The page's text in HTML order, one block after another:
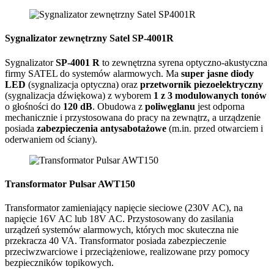
Sygnalizator zewnętrzny Satel SP-4001R
SygnalizatorSP-4001 R to zewnętrzna syrena optyczno-akustyczna
firmy SATEL do systemów alarmowych. Ma super jasne diody
LED (sygnalizacja optyczna) oraz przetwornik piezoelektryczny
(sygnalizacja dźwiękowa) z wyborem 1 z 3 modulowanych tonów
o głośności do 120 dB. Obudowa z poliwęglanu jest odporna
mechanicznie i przystosowana do pracy na zewnątrz, a urządzenie
posiada zabezpieczenia antysabotażowe (m.in. przed otwarciem i
oderwaniem od ściany).
Transformator Pulsar AWT150
Transformator zamieniający napięcie sieciowe (230V AC), na
napięcie 16V AC lub 18V AC. Przystosowany do zasilania
urządzeń systemów alarmowych, których moc skuteczna nie
przekracza 40 VA. Transformator posiada zabezpieczenie
przeciwzwarciowe i przeciążeniowe, realizowane przy pomocy
bezpieczników topikowych.